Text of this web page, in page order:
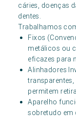
cáries, doenças
dentes.
Trabalhamos
Fixos
metálicos ou
eficazes para
Alinhadores
permitem
Aparelho
sobretudo em